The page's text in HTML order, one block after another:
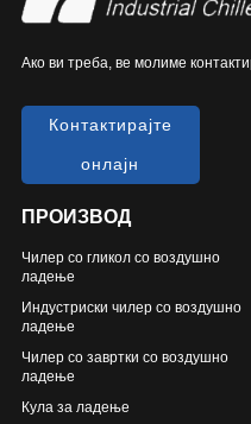
Ако ви треба, ве молиме
Контактирајте
онлајн
ПРОИЗВОД
Чилер со гликол со воздушно
ладење
Индустриски чилер со воздушно
ладење
Чилер со завртки со воздушно
ладење
Кула за ладење